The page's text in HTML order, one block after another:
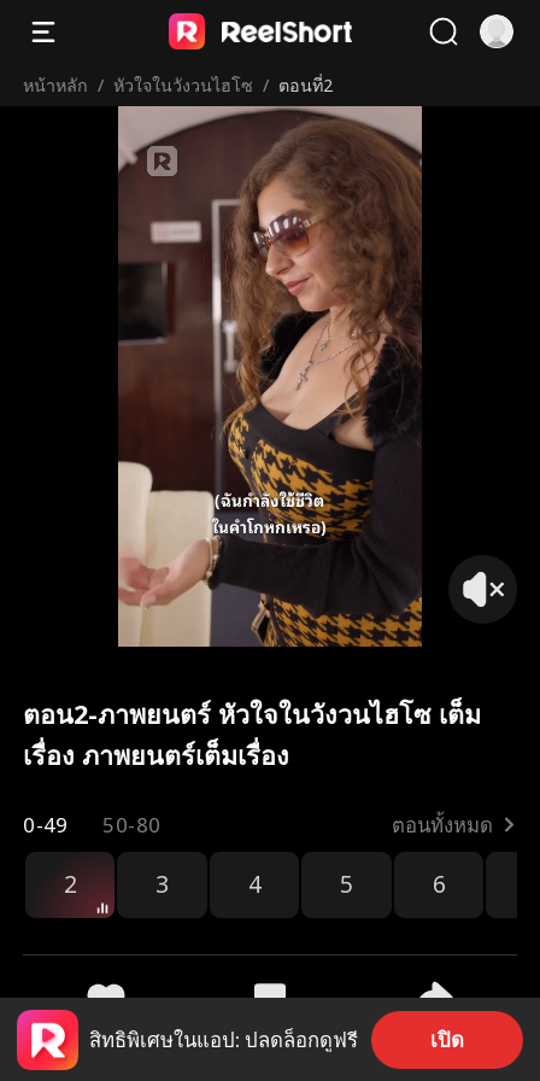
หน้าหลัก / หัวใจในวังวนไฮโซ / ตอนที่2
ตอน2-ภาพยนตร์ หัวใจในวังวนไฮโซ เต็ม
เรื่อง ภาพยนตร์เต็มเรื่อง
0-49 50-80 ตอนทั้งหมด
2 3 4 5 6
404 540 แชร์
สิทธิพิเศษในแอป: ปลดล็อกดูฟรี เปิด